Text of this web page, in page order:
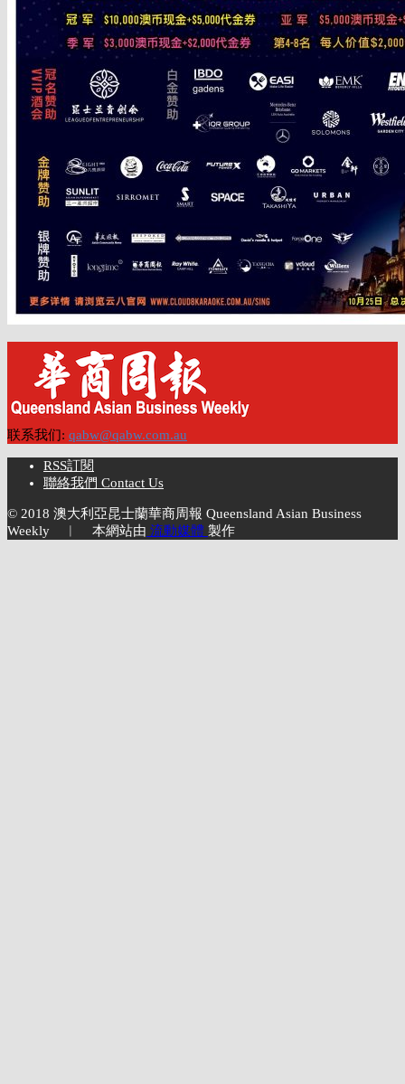
联系我们: qabw@qabw.com.au
RSS訂閱
聯絡我們 Contact Us
© 2018 澳大利亞昆士蘭華商周報 Queensland Asian Business
Weekly ︱ 本網站由 流動媒體 製作